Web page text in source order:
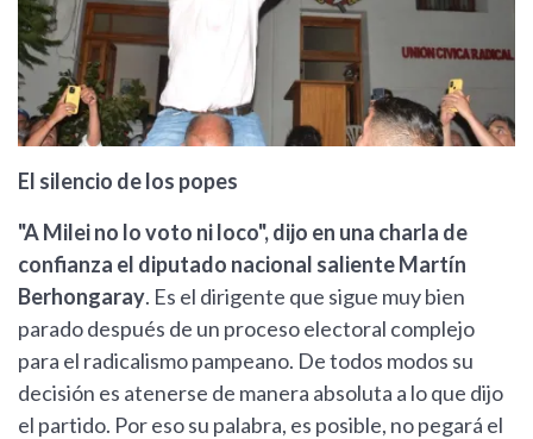
El silencio de los popes
"A Milei no lo voto ni loco", dijo en una charla de
confianza el diputado nacional saliente Martín
Berhongaray. Es el dirigente que sigue muy bien
parado después de un proceso electoral complejo
para el radicalismo pampeano. De todos modos su
decisión es atenerse de manera absoluta a lo que dijo
el partido. Por eso su palabra, es posible, no pegará el